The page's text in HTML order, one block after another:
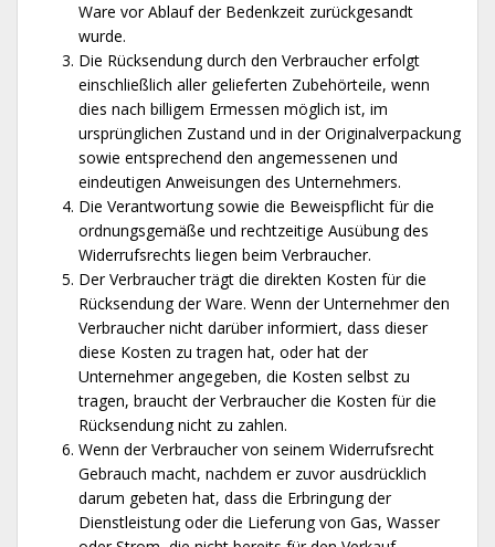
Ware vor Ablauf der Bedenkzeit zurückgesandt
wurde.
Die Rücksendung durch den Verbraucher erfolgt
einschließlich aller gelieferten Zubehörteile, wenn
dies nach billigem Ermessen möglich ist, im
ursprünglichen Zustand und in der Originalverpackung
sowie entsprechend den angemessenen und
eindeutigen Anweisungen des Unternehmers.
Die Verantwortung sowie die Beweispflicht für die
ordnungsgemäße und rechtzeitige Ausübung des
Widerrufsrechts liegen beim Verbraucher.
Der Verbraucher trägt die direkten Kosten für die
Rücksendung der Ware. Wenn der Unternehmer den
Verbraucher nicht darüber informiert, dass dieser
diese Kosten zu tragen hat, oder hat der
Unternehmer angegeben, die Kosten selbst zu
tragen, braucht der Verbraucher die Kosten für die
Rücksendung nicht zu zahlen.
Wenn der Verbraucher von seinem Widerrufsrecht
Gebrauch macht, nachdem er zuvor ausdrücklich
darum gebeten hat, dass die Erbringung der
Dienstleistung oder die Lieferung von Gas, Wasser